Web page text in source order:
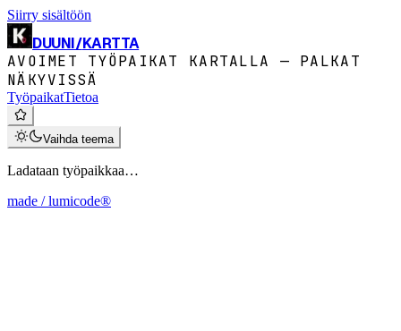
Siirry sisältöön
DUUNI/KARTTA
AVOIMET TYÖPAIKAT KARTALLA — PALKAT
NÄKYVISSÄ
TyöpaikatTietoa
Vaihda teema
Ladataan työpaikkaa…
made / lumicode®